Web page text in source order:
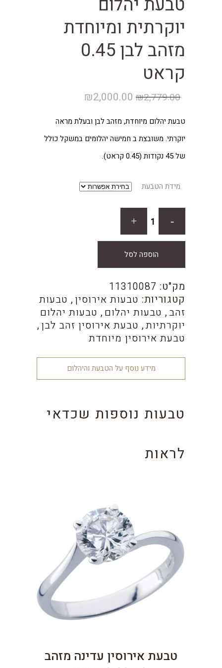
יוקרתית ומיוחדת
מזהב לבן 0.45
קראט
₪2,779.00
המחיר
₪2,000.00
₪2,000.00.
טבעת יהלום מיוחדת, מזהב לבן ובעלת מראה
יוקרתי. משובצת ב חמישה יהלומים במשקל כולל
של 45 נקודות (0.45 קראט).
מידת הטבעת
הוספה לסל
מק"ט: 11310087
קטגוריות: טבעות אירוסין , טבעות
זהב , טבעות יהלום , טבעות יהלום
יוקרתיות, טבעת אירוסין זהב לבן ,
טבעת אירוסין מיוחדת
מידע נוסף על הטבעת והיהלום
טבעות נוספות שכדאי
לראות
טבעת אירוסין עדינה מזהב